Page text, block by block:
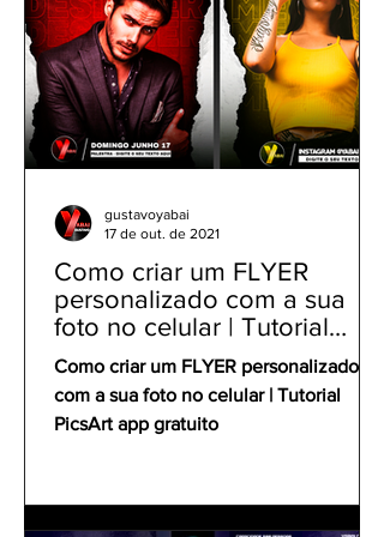
Como criar um FLYER
personalizado com a sua
foto no celular | Tutorial
PicsArt app gratuito
Como criar um FLYER personalizado
com a sua foto no celular | Tutorial
PicsArt app gratuito
gustavoyabai
17 de out. de 2021